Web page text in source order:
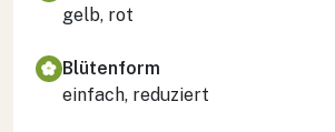
gelb, rot
Blütenform
einfach, reduziert